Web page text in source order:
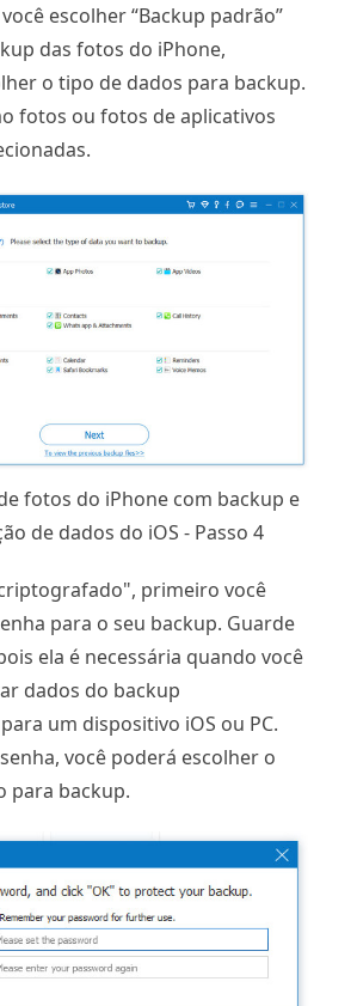
você escolher “Backup padrão”
das fotos do iPhone,
o tipo de dados para backup.
fotos ou fotos de aplicativos
fotos do iPhone com backup e
de dados do iOS - Passo 4
primeiro você
para o seu backup. Guarde
ela é necessária quando você
dados do backup
um dispositivo iOS ou PC.
você poderá escolher o
para backup.